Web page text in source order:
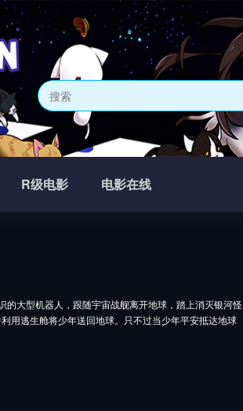
R级电影 电影在线
大型机器人，跟随宇宙战舰离开地球，踏上消灭银河怪
用逃生舱将少年送回地球。只不过当少年平安抵达地球